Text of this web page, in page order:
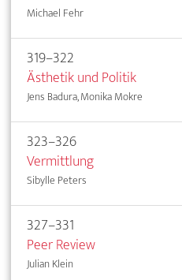
Michael Fehr
319–322
Ästhetik und Politik
Jens Badura, Monika Mokre
323–326
Vermittlung
Sibylle Peters
327–331
Peer Review
Julian Klein